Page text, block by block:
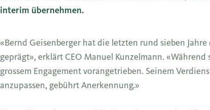
interim übernehmen.
«Bernd Geisenberger hat die letzten rund sieben
geprägt», erklärt CEO Manuel Kunzelmann.
grossem Engagement vorangetrieben. Seinem
anzupassen, gebührt Anerkennung.»